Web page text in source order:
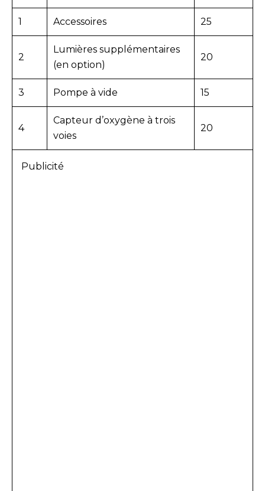
1 Accessoires 25
2
Lumières supplémentaires
(en option)
20
3 Pompe à vide 15
4
Capteur d’oxygène à trois
voies
20
Publicité